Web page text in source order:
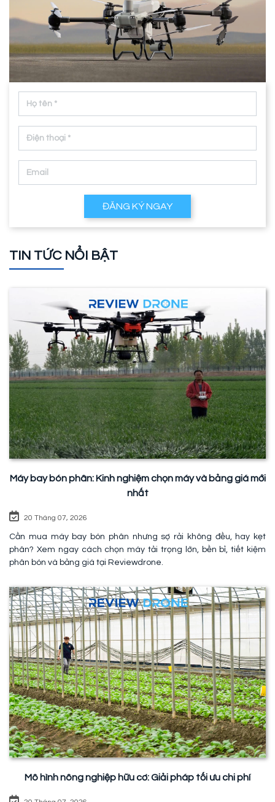
ĐĂNG KÝ NGAY
TIN TỨC NỔI BẬT
Máy bay bón phân: Kinh nghiệm chọn máy và bảng giá mới
nhất
20 Tháng 07, 2026
Cần mua máy bay bón phân nhưng sợ rải không đều, hay kẹt
phân? Xem ngay cách chọn máy tải trọng lớn, bền bỉ, tiết kiệm
phân bón và bảng giá tại Reviewdrone.
Mô hình nông nghiệp hữu cơ: Giải pháp tối ưu chi phí